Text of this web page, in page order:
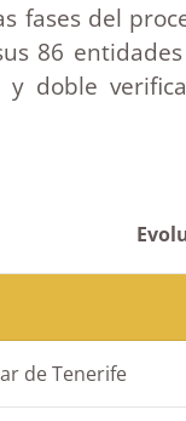
fases del
86
y doble
de Tenerife